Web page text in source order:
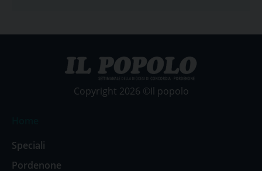
Copyright 2026 ©Il popolo
Speciali
Pordenone